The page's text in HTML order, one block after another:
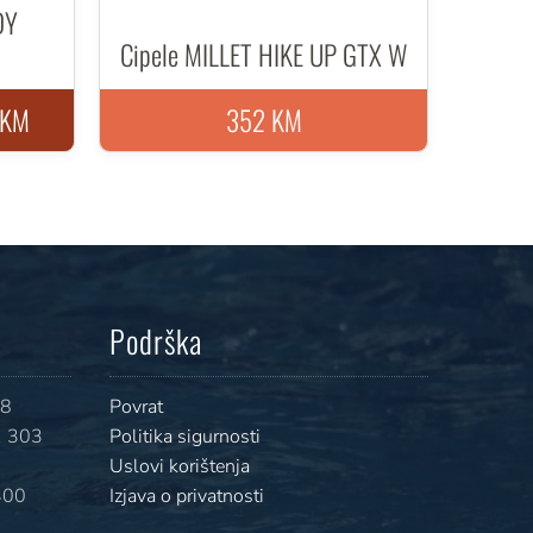
Cipele MILLET HIKE UP GTX W
352 KM
303
Podrška
Povrat
Politika sigurnosti
Uslovi korištenja
Izjava o privatnosti